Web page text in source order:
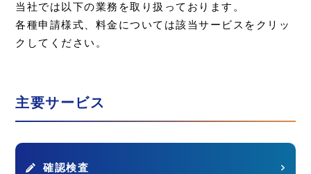
当社では以下の業務を取り扱っております。
各種申請様式、料金については該当サービスをクリッ
クしてください。
主要サービス
確認検査